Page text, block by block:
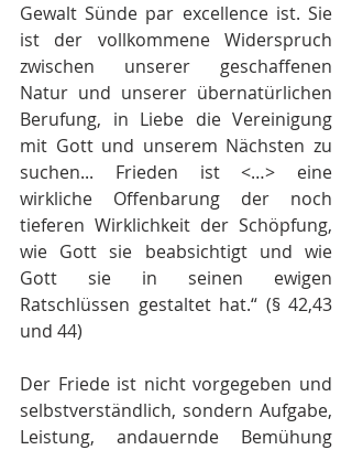
Gewalt Sünde par excellence ist. Sie
ist der vollkommene Widerspruch
zwischen unserer geschaffenen
Natur und unserer übernatürlichen
Berufung, in Liebe die Vereinigung
mit Gott und unserem Nächsten zu
suchen... Frieden ist <…> eine
wirkliche Offenbarung der noch
tieferen Wirklichkeit der Schöpfung,
wie Gott sie beabsichtigt und wie
Gott sie in seinen ewigen
Ratschlüssen gestaltet hat.“ (§ 42,43
und 44)
Der Friede ist nicht vorgegeben und
selbstverständlich, sondern Aufgabe,
Leistung, andauernde Bemühung